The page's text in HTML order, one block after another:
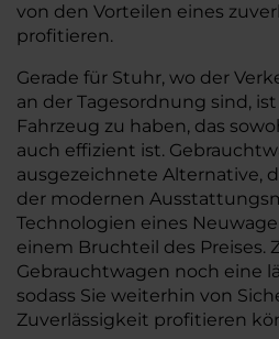
von den Vorteilen eines
profitieren.
Gerade für Stuhr, wo der
an der Tagesordnung sind,
Fahrzeug zu haben, das
auch effizient ist.
ausgezeichnete Alternative,
der modernen
Technologien eines
einem Bruchteil des Preises.
Gebrauchtwagen noch eine
sodass Sie weiterhin von
Zuverlässigkeit profitieren